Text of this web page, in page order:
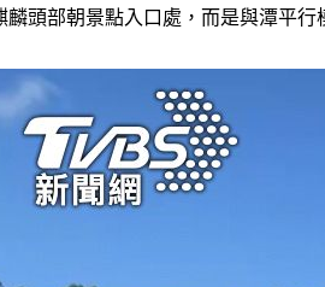
頭部朝景點入口處，而是與潭平